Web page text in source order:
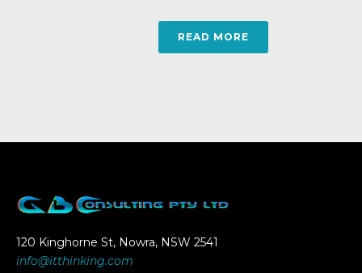
READ MORE
120 Kinghorne St, Nowra, NSW 2541
info@itthinking.com